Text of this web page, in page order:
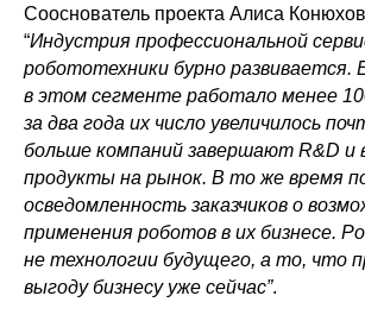
Сооснователь проекта Алиса
“Индустрия профессиональной
робототехники бурно развивается.
в этом сегменте работало менее
за два года их число увеличилось
больше компаний завершают R&D и
продукты на рынок. В то же время
осведомленность заказчиков о
применения роботов в их бизнесе.
не технологии будущего, а то, что
выгоду бизнесу уже сейчас”.